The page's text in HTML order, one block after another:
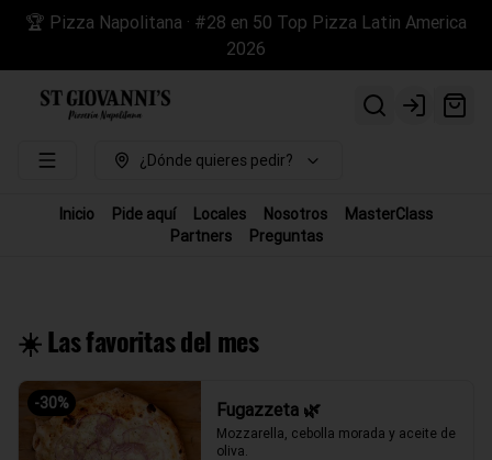
🏆 Pizza Napolitana · #28 en 50 Top Pizza Latin America
2026
Login
¿Dónde quieres pedir?
Inicio Pide aquí Locales Nosotros
MasterClass
Partners
Preguntas
☀️ Las favoritas del mes
-30% Fugazzeta 🌿
Mozzarella, cebolla morada y aceite de
oliva.